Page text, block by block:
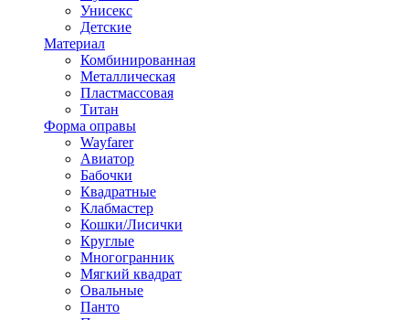
Унисекс
Детские
Материал
Комбинированная
Металлическая
Пластмассовая
Титан
Форма оправы
Wayfarer
Авиатор
Бабочки
Квадратные
Клабмастер
Кошки/Лисички
Круглые
Многогранник
Мягкий квадрат
Овальные
Панто